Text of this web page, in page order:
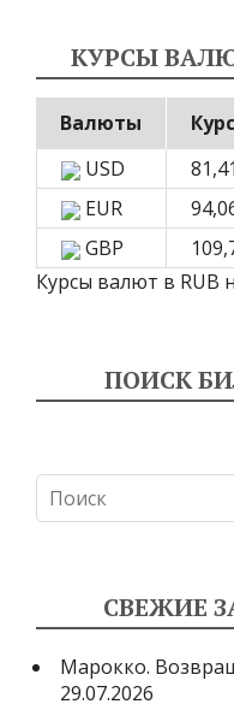
КУРСЫ
Валюты Курс
USD
81,41
EUR
GBP
Курсы валют в RUB
ПОИСК
СВЕЖИЕ
Марокко.
29.07.2026